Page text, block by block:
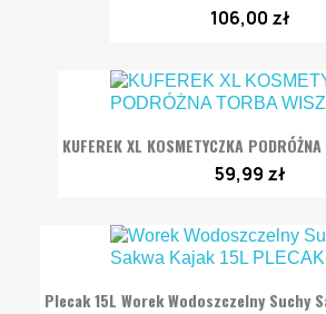
106,00 zł
KUFEREK XL KOSMETYCZKA
59,99 zł
Plecak 15L Worek Wodoszczelny Suchy